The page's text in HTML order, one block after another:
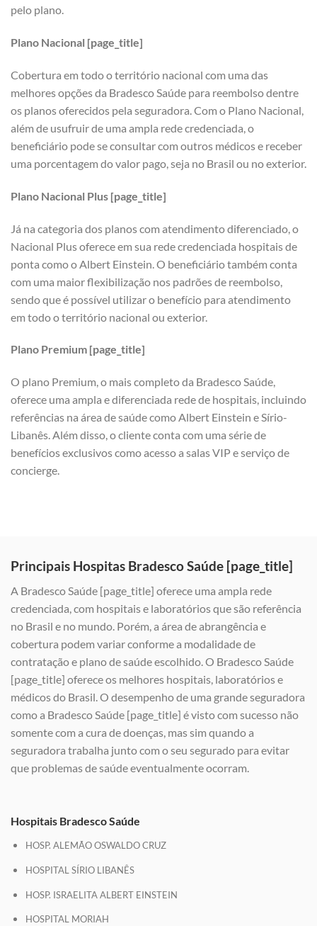
pelo plano.
Plano Nacional [page_title]
Cobertura em todo o território nacional com uma das
melhores opções da Bradesco Saúde para reembolso dentre
os planos oferecidos pela seguradora. Com o Plano Nacional,
além de usufruir de uma ampla rede credenciada, o
beneficiário pode se consultar com outros médicos e receber
uma porcentagem do valor pago, seja no Brasil ou no exterior.
Plano Nacional Plus [page_title]
Já na categoria dos planos com atendimento diferenciado, o
Nacional Plus oferece em sua rede credenciada hospitais de
ponta como o Albert Einstein. O beneficiário também conta
com uma maior flexibilização nos padrões de reembolso,
sendo que é possível utilizar o benefício para atendimento
em todo o território nacional ou exterior.
Plano Premium [page_title]
O plano Premium, o mais completo da Bradesco Saúde,
oferece uma ampla e diferenciada rede de hospitais, incluindo
referências na área de saúde como Albert Einstein e Sírio-
Libanês. Além disso, o cliente conta com uma série de
benefícios exclusivos como acesso a salas VIP e serviço de
concierge.
Principais Hospitas Bradesco Saúde [page_title]
A Bradesco Saúde [page_title] oferece uma ampla rede
credenciada, com hospitais e laboratórios que são referência
no Brasil e no mundo. Porém, a área de abrangência e
cobertura podem variar conforme a modalidade de
contratação e plano de saúde escolhido. O Bradesco Saúde
[page_title] oferece os melhores hospitais, laboratórios e
médicos do Brasil. O desempenho de uma grande seguradora
como a Bradesco Saúde [page_title] é visto com sucesso não
somente com a cura de doenças, mas sim quando a
seguradora trabalha junto com o seu segurado para evitar
que problemas de saúde eventualmente ocorram.
Hospitais Bradesco Saúde
HOSP. ALEMÃO OSWALDO CRUZ
HOSPITAL SÍRIO LIBANÊS
HOSP. ISRAELITA ALBERT EINSTEIN
HOSPITAL MORIAH